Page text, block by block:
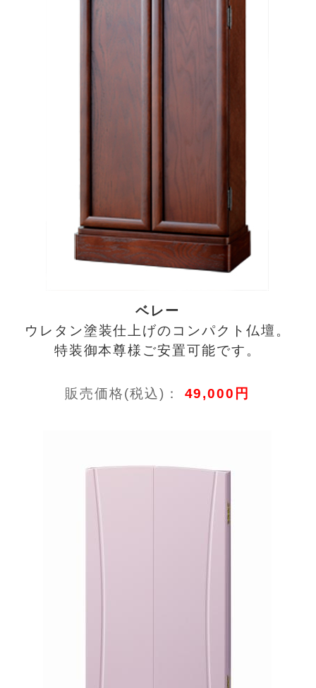
ベレー
ウレタン塗装仕上げのコンパクト仏壇。
特装御本尊様ご安置可能です。
販売価格(税込)： 49,000円